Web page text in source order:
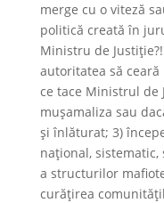
merge cu o viteză
politică creată în
Ministru de
autoritatea să
ce tace Ministrul de
muşamaliza sau
şi înlăturat; 3)
naţional,
a structurilor
curăţirea